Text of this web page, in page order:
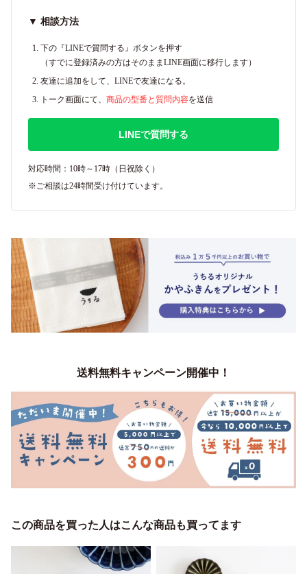
▼ 相談方法
下の『LINEで質問する』ボタンを押す
（すでに登録済みの方はそのままLINE画面に移行します）
友達に追加をして、LINEで友達になる。
トーク画面にて、 商品の型番と質問内容を送信
LINEで質問する
対応時間：10時～17時（日祝除く）
※ご相談は24時間受け付けています。
送料無料キャンペーン開催中！
この商品を買った人はこんな商品も買ってます